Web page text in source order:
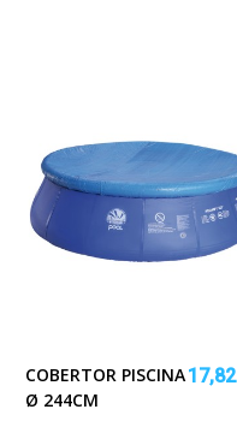
COBERTOR PISCINA
Ø 244CM